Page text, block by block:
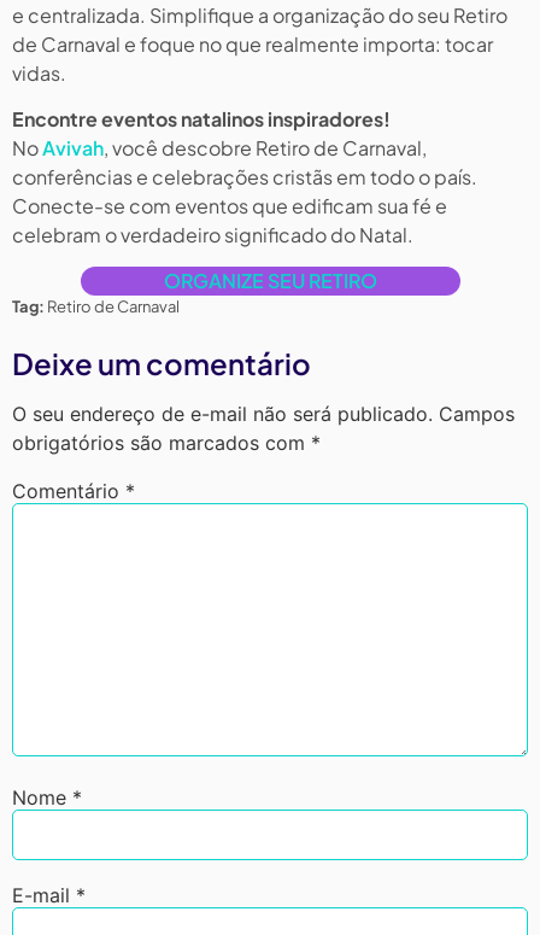
e centralizada. Simplifique a organização do seu Retiro
de Carnaval e foque no que realmente importa: tocar
vidas.
Encontre eventos natalinos inspiradores!
NoAvivah, você descobre Retiro de Carnaval,
conferências e celebrações cristãs em todo o país.
Conecte-se com eventos que edificam sua fé e
celebram o verdadeiro significado do Natal.
ORGANIZE SEU RETIRO
Tag: Retiro de Carnaval
Deixe um comentário
O seu endereço de e-mail não será publicado. Campos
obrigatórios são marcados com *
Comentário *
Nome *
E-mail *